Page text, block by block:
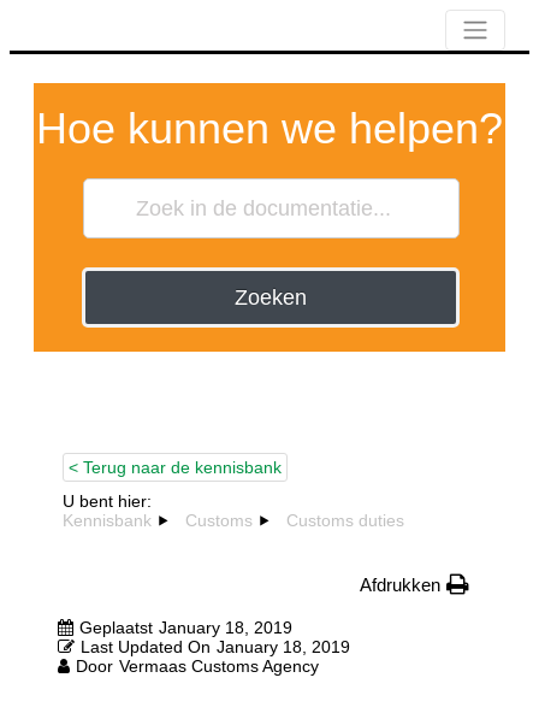
Hoe kunnen we helpen?
Zoeken
< Terug naar de kennisbank
U bent hier:
Kennisbank
Customs Customs duties
Afdrukken
Geplaatst January 18, 2019
Last Updated On January 18, 2019
Door Vermaas Customs Agency